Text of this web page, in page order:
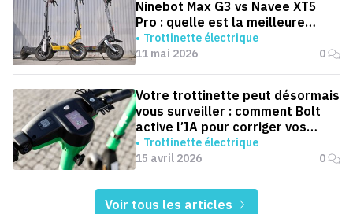
Ninebot Max G3 vs Navee XT5
Pro : quelle est la meilleure
trottinette pour aller au boulot ?
Trottinette électrique
11 mai 2026
0
Votre trottinette peut désormais
vous surveiller : comment Bolt
active l’IA pour corriger vos
trajets
Trottinette électrique
15 avril 2026
0
Voir tous les articles